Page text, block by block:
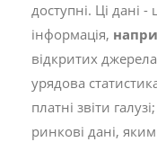
доступні. Ці дані
інформація,
відкритих
урядова
платні звіти
ринкові дані,